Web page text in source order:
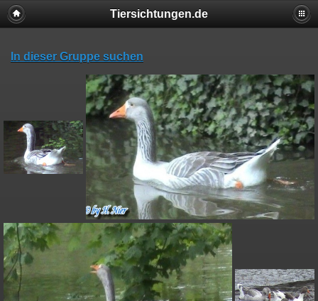
Tiersichtungen.de
In dieser Gruppe suchen